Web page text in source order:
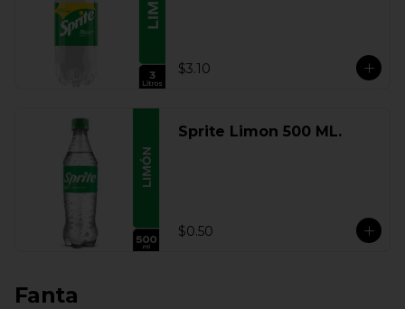
$3.10
Sprite Limon 500 ML.
$0.50
Fanta